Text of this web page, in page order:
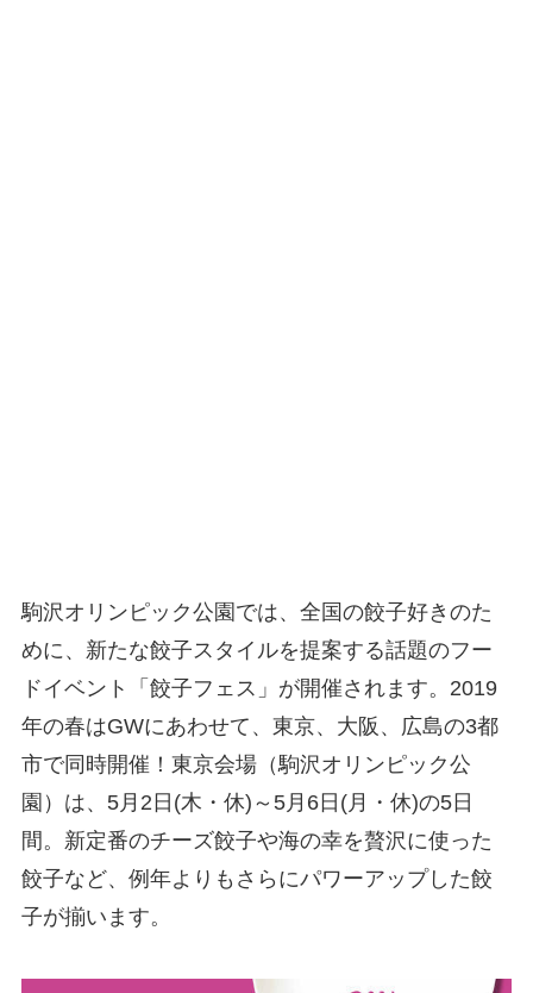
駒沢オリンピック公園では、全国の餃子好きのた
めに、新たな餃子スタイルを提案する話題のフー
ドイベント「餃子フェス」が開催されます。2019
年の春はGWにあわせて、東京、大阪、広島の3都
市で同時開催！東京会場（駒沢オリンピック公
園）は、5月2日(木・休)～5月6日(月・休)の5日
間。新定番のチーズ餃子や海の幸を贅沢に使った
餃子など、例年よりもさらにパワーアップした餃
子が揃います。